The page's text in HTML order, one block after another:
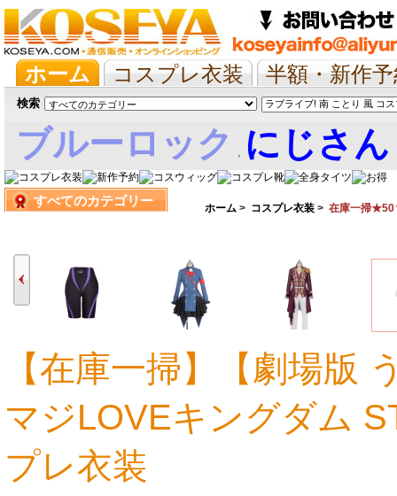
ホーム コスプレ衣装
半額・新作
抱き枕/布団/シーツ
ツイステ ウマ
検索
ブルーロック , にじさ
娘すべてのカテゴリー ホーム > コスプレ衣装 > 在庫一掃★50
12,265円 9,067円 11,505円
【在庫一掃】【劇場版
マジLOVEキングダム
プレ衣装